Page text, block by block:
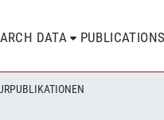
DATA